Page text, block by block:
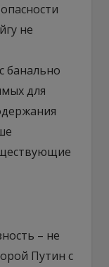
не
банально
для
– не
Путин с